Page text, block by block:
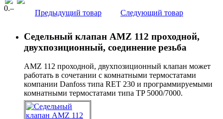
Предыдущий товар Следующий товар
0.–
Седельный клапан AMZ 112 проходной,
двухпозиционный, соединение резьба
AMZ 112 проходной, двухпозиционный клапан может
работать в сочетании с комнатными термостатами
компании Danfoss типа RET 230 и программируемыми
комнатными термостатами типа ТP 5000/7000.